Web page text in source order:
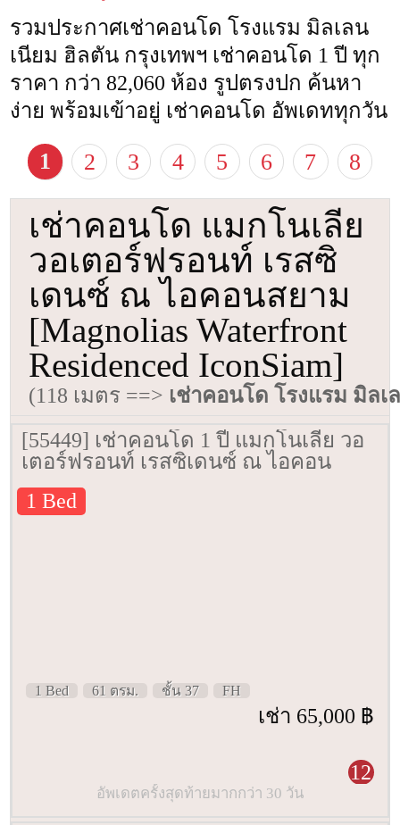
รวมประกาศเช่าคอนโด โรงแรม มิลเลน
เนียม ฮิลตัน กรุงเทพฯ เช่าคอนโด 1 ปี ทุก
ราคา กว่า 82,060 ห้อง รูปตรงปก ค้นหา
ง่าย พร้อมเข้าอยู่ เช่าคอนโด อัพเดททุกวัน
1 2 3 4 5 6 7 8
เช่าคอนโด แมกโนเลีย
วอเตอร์ฟรอนท์ เรสซิ
เดนซ์ ณ ไอคอนสยาม
[Magnolias Waterfront
Residenced IconSiam]
(118 เมตร ==> เช่าคอนโด โรงแรม มิล
[55449] เช่าคอนโด 1 ปี แมกโนเลีย วอ
เตอร์ฟรอนท์ เรสซิเดนซ์ ณ ไอคอน
สยาม [Magnolias Waterfront
Residenced IconSiam] 61 ตรม. ชั้น 37
1 Bed
1 Bed 61 ตรม. ชั้น 37 FH
เช่า 65,000 ฿
12
อัพเดตครั้งสุดท้ายมากกว่า 30 วัน